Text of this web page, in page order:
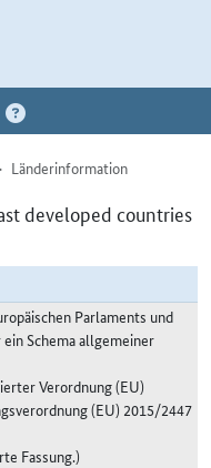
Länderinformation
developed countries
Parlaments und
Schema allgemeiner
Verordnung (EU)
(EU) 2015/2447
Fassung.)